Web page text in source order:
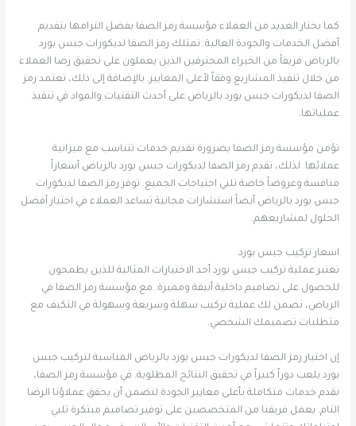
كما يختار العديد من العملاء مؤسسة رمز الصفا بفضل التزامها بتقديم
أفضل الخدمات والجودة العالية. تمتلك رمز الصفا لديكورات جبس بورد
بالرياض فريقاً من الخبراء المحترفين الذين يعملون على تحقيق رضا العملاء
من خلال تنفيذ المشاريع وفقاً لأعلى المعايير. بالإضافة إلى ذلك، تعتمد رمز
الصفا لديكورات جبس بورد بالرياض على أحدث التقنيات والمواد في تنفيذ
عملياتها.
تؤمن مؤسسة رمز الصفا بضرورة تقديم خدمات تتناسب مع ميزانية
عملائها. لذلك، تقدم رمز الصفا لديكورات جبس بورد بالرياض أسعاراً
منافسة وعروضاً خاصة تلبي احتياجات الجميع. توفر رمز الصفا لديكورات
جبس بورد بالرياض أيضاً استشارات مجانية تساعد العملاء في اختيار أفضل
الحلول لمشاريعهم.
اسعار تركيب جبس بورد
تعتبر عملية تركيب جبس بورد أحد الاختيارات المثالية للذين يطمحون
للحصول على تصاميم داخلية أنيقة ومميزة. مع مؤسسة رمز الصفا في
الرياض، نضمن لك عملية تركيب سهلة وسريعة وسهولة في التكيف مع
متطلبات تصميمك الشخصي.
إن اختيار رمز الصفا لديكورات جبس بورد بالرياض المناسبة لتركيب جبس
بورد يلعب دوراً كبيراً في تحقيق النتائج المطلوبة. في مؤسسة رمز الصفا،
نقدم خدمات متكاملة بأعلى معايير الجودة لنضمن أن يحقق عملاؤنا الرضا
التام. يعمل فريقنا من المتخصصين على توفير تصاميم مبتكرة تلبي